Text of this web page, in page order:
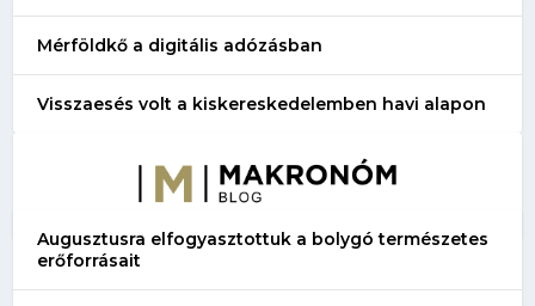
Mérföldkő a digitális adózásban
Visszaesés volt a kiskereskedelemben havi alapon
Augusztusra elfogyasztottuk a bolygó természetes
erőforrásait